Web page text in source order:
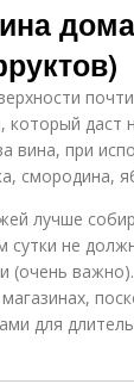
даст
вина, при
смородина,
лучше
сутки не
(очень
для